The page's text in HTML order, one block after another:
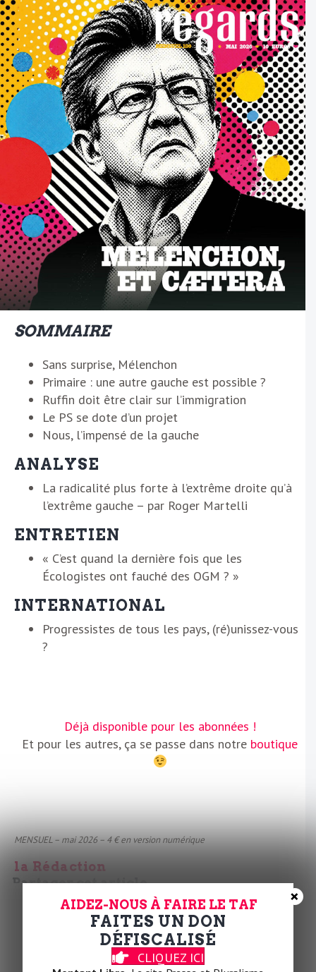
SOMMAIRE
Sans surprise, Mélenchon
Primaire : une autre gauche est possible ?
Ruffin doit être clair sur l’immigration
Le PS se dote d’un projet
Nous, l’impensé de la gauche
ANALYSE
La radicalité plus forte à l’extrême droite qu’à
l’extrême gauche – par Roger Martelli
ENTRETIEN
« C’est quand la dernière fois que les
Écologistes ont fauché des OGM ? »
INTERNATIONAL
Progressistes de tous les pays, (ré)unissez-vous
?
Déjà disponible pour les abonnées !
Et pour les autres, ça se passe dans notre boutique
MENSUEL – mai 2026 – 4 € en version numérique
la Rédaction
Partager cet article
𝕏
Abonnez-vous
à notreNEWSLETTER
AIDEZ-NOUS À FAIRE LE TAF
FAITES UN DON
DÉFISCALISÉ
CLIQUEZ ICI
×